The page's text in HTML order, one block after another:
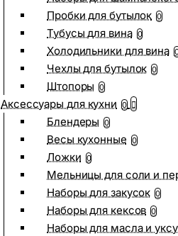
Пробки для бутылок 0
Тубусы для вина 0
Холодильники для вина
Чехлы для бутылок 0
Штопоры 0
Аксессуары для кухни 0
Блендеры 0
Весы кухонные 0
Ложки 0
Мельницы для соли и
Наборы для закусок 0
Наборы для кексов 0
Наборы для масла и